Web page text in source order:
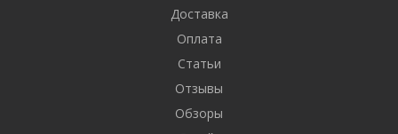
Доставка
Оплата
Статьи
Отзывы
Обзоры